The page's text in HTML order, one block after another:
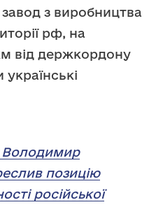
з виробництва
рф, на
від держкордону
Володимир
позицію
російської